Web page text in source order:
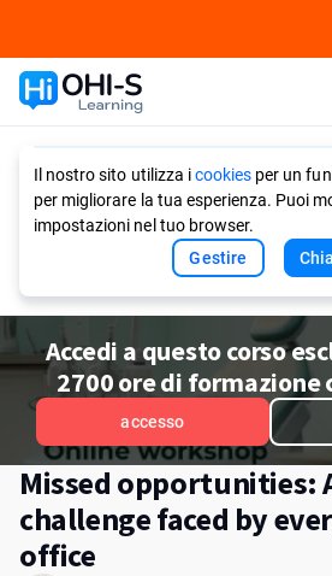
Il nostro sito utilizza icookies per un
per migliorare la tua esperienza. Puoi
impostazioni nel tuo browser.
Gestire
Accedi a questo corso
2700 ore di formazione
accesso
Missed opportunities:
challenge faced by
office